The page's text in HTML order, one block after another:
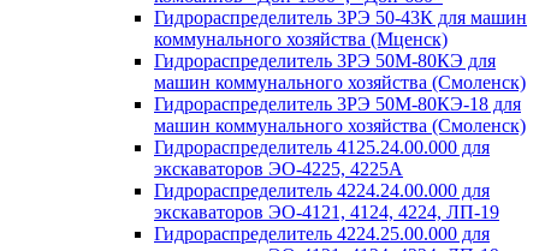
Гидрораспределитель 3РЭ 50-43К для машин
коммунального хозяйства (Мценск)
Гидрораспределитель 3РЭ 50М-80КЭ для
машин коммунального хозяйства (Смоленск)
Гидрораспределитель 3РЭ 50М-80КЭ-18 для
машин коммунального хозяйства (Смоленск)
Гидрораспределитель 4125.24.00.000 для
экскаваторов ЭО-4225, 4225А
Гидрораспределитель 4224.24.00.000 для
экскаваторов ЭО-4121, 4124, 4224, ЛП-19
Гидрораспределитель 4224.25.00.000 для